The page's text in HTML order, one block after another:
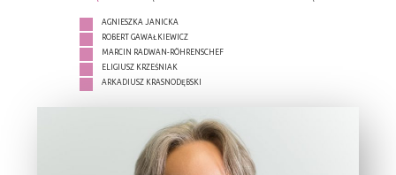
AGNIESZKA JANICKA
ROBERT GAWAŁKIEWICZ
MARCIN RADWAN-RÖHRENSCHEF
ELIGIUSZ KRZEŚNIAK
ARKADIUSZ KRASNODĘBSKI